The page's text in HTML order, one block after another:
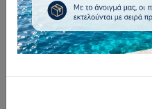
VBstore · Living
Ανακάλυψε φωτεινούς
κυκλοφορίας για καλύτερη